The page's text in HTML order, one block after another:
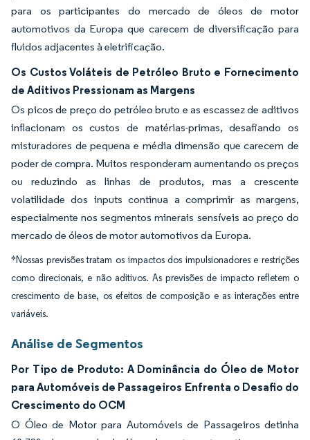
para os participantes do mercado de óleos de motor
automotivos da Europa que carecem de diversificação para
fluidos adjacentes à eletrificação.
Os Custos Voláteis de Petróleo Bruto e Fornecimento
de Aditivos Pressionam as Margens
Os picos de preço do petróleo bruto e as escassez de aditivos
inflacionam os custos de matérias-primas, desafiando os
misturadores de pequena e média dimensão que carecem de
poder de compra. Muitos responderam aumentando os preços
ou reduzindo as linhas de produtos, mas a crescente
volatilidade dos inputs continua a comprimir as margens,
especialmente nos segmentos minerais sensíveis ao preço do
mercado de óleos de motor automotivos da Europa.
*Nossas previsões tratam os impactos dos impulsionadores e restrições
como direcionais, e não aditivos. As previsões de impacto refletem o
crescimento de base, os efeitos de composição e as interações entre
variáveis.
Análise de Segmentos
Por Tipo de Produto: A Dominância do Óleo de Motor
para Automóveis de Passageiros Enfrenta o Desafio do
Crescimento do OCM
O Óleo de Motor para Automóveis de Passageiros detinha